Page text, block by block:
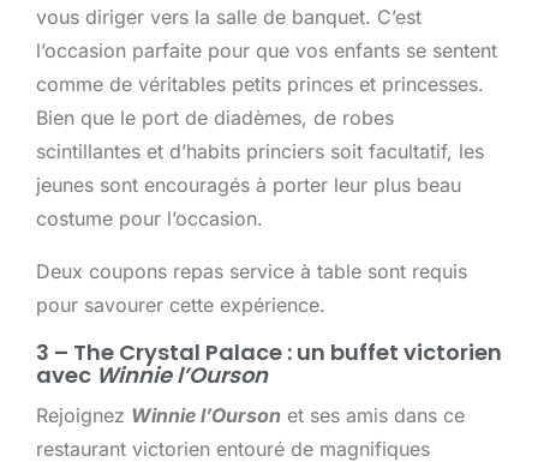
vous diriger vers la salle de banquet. C’est
l’occasion parfaite pour que vos enfants se sentent
comme de véritables petits princes et princesses.
Bien que le port de diadèmes, de robes
scintillantes et d’habits princiers soit facultatif, les
jeunes sont encouragés à porter leur plus beau
costume pour l’occasion.
Deux coupons repas service à table sont requis
pour savourer cette expérience.
3 – The Crystal Palace : un buffet victorien
avec Winnie l’Ourson
Rejoignez Winnie l’Ourson et ses amis dans ce
restaurant victorien entouré de magnifiques